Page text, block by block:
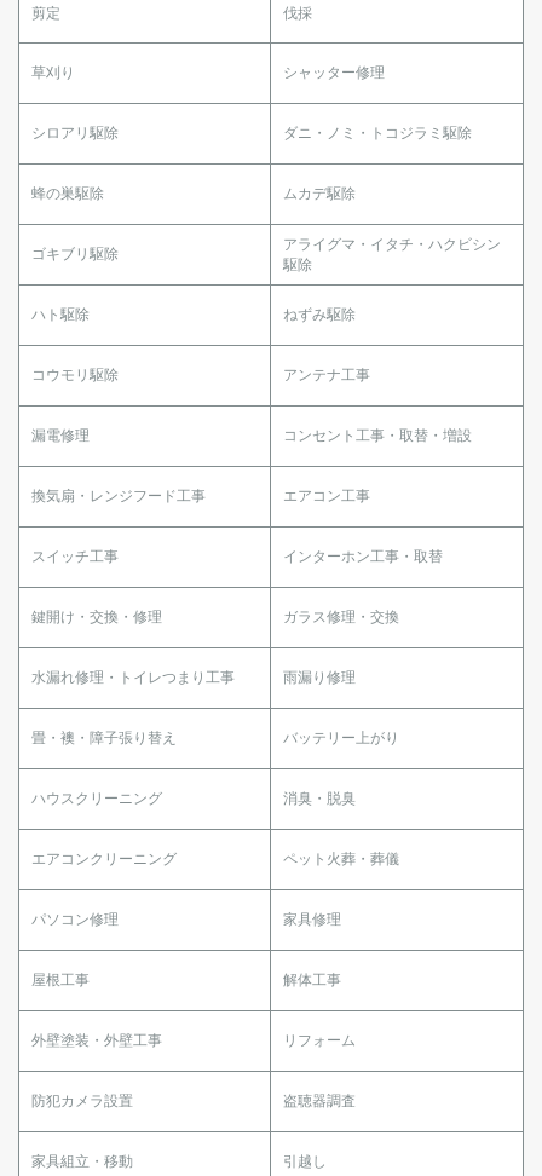
剪定 伐採
草刈り シャッター修理
シロアリ駆除 ダニ・ノミ・トコジラミ駆除
蜂の巣駆除 ムカデ駆除
ゴキブリ駆除
アライグマ・イタチ・ハクビシン
駆除
ハト駆除 ねずみ駆除
コウモリ駆除 アンテナ工事
漏電修理 コンセント工事・取替・増設
換気扇・レンジフード工事 エアコン工事
スイッチ工事 インターホン工事・取替
鍵開け・交換・修理 ガラス修理・交換
水漏れ修理・トイレつまり工事 雨漏り修理
畳・襖・障子張り替え バッテリー上がり
ハウスクリーニング 消臭・脱臭
エアコンクリーニング ペット火葬・葬儀
パソコン修理 家具修理
屋根工事 解体工事
外壁塗装・外壁工事 リフォーム
防犯カメラ設置 盗聴器調査
家具組立・移動 引越し